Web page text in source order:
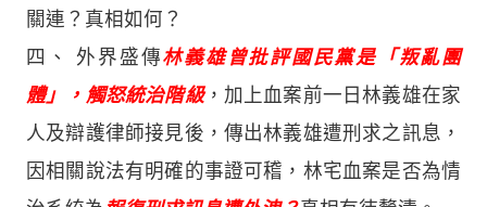
關連？真相如何？
四、 外界盛傳林義雄曾批評國民黨是「叛亂團
體」，觸怒統治階級，加上血案前一日林義雄在家
人及辯護律師接見後，傳出林義雄遭刑求之訊息，
因相關說法有明確的事證可稽，林宅血案是否為情